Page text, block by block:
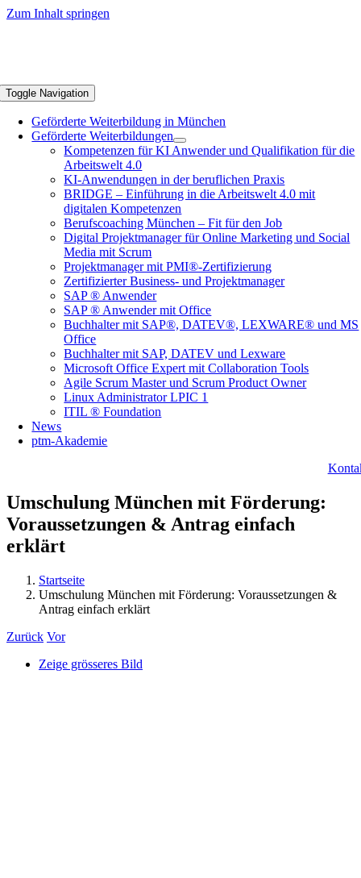
Zum Inhalt springen
Toggle Navigation
Geförderte Weiterbildung in München
Geförderte Weiterbildungen
Kompetenzen für KI Anwender und Qualifikation für die
Arbeitswelt 4.0
KI-Anwendungen in der beruflichen Praxis
BRIDGE – Einführung in die Arbeitswelt 4.0 mit
digitalen Kompetenzen
Berufscoaching München – Fit für den Job
Digital Projektmanager für Online Marketing und Social
Media mit Scrum
Projektmanager mit PMI®-Zertifizierung
Zertifizierter Business- und Projektmanager
SAP ® Anwender
SAP ® Anwender mit Office
Buchhalter mit SAP®, DATEV®, LEXWARE® und MS
Office
Buchhalter mit SAP, DATEV und Lexware
Microsoft Office Expert mit Collaboration Tools
Agile Scrum Master und Scrum Product Owner
Linux Administrator LPIC 1
ITIL ® Foundation
News
ptm-Akademie
Umschulung München mit Förderung:
Voraussetzungen & Antrag einfach
erklärt
Startseite
Umschulung München mit Förderung: Voraussetzungen &
Antrag einfach erklärt
Zurück Vor
Zeige grösseres Bild